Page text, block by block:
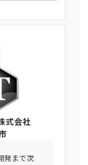
式会社
発まで次